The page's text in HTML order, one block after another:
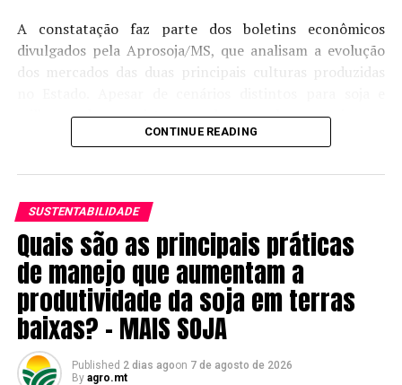
A constatação faz parte dos boletins econômicos
divulgados pela Aprosoja/MS, que analisam a evolução
dos mercados das duas principais culturas produzidas
milho, ambos registraram desempenho superior ao
observado na Bolsa de Chicago (CBOT) durante o
Na soja, o preço médio disponível alcançou R$ 119,90
por saca em julho, alta de 2,75% em relação ao mesmo
mês de 2025. O mercado foi favorecido pela retomada
das exportações após a entressafra e pela valorização
das cotações internacionais ao longo da primeira
metade do mês. No mercado futuro, os contratos para
novembro registraram média de R$ 128,30 por saca,
indicando expectativa positiva para a entrada da nova
safra.
CONTINUE READING
SUSTENTABILIDADE
Quais são as principais práticas
de manejo que aumentam a
produtividade da soja em terras
baixas? – MAIS SOJA
Published 2 dias agoon 7 de agosto de 2026
By agro.mt